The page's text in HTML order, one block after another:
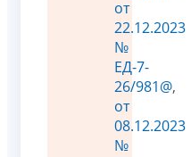
от
22.12.2023
№
ЕД-7-
26/981@,
от
08.12.2023
№